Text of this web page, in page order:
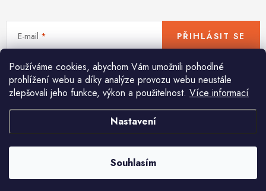
Používáme cookies, abychom Vám umožnili pohodlné
prohlížení webu a díky analýze provozu webu neustále
zlepšovali jeho funkce, výkon a použitelnost. Více informací
Nastavení
Souhlasím
World Cleanup Day
Akční ceny
Půjčovna Kontaktuje nás
Obchodní podmínky
Vrácení a reklamace
Podmínky ochrany osobních údajů
Obchodní podmínky pro podnikatele
Způsob doručení a platby
Zásady používání cookies
E-mail
Vložením e-mailu souhlasíte spodmínkami ochrany osobních údajů
PŘIHLÁSIT SE
Pomůžeme vám s výběrem
Potřebujete s něčím poradit? Jsme tu pro vás!
info@huka.cz